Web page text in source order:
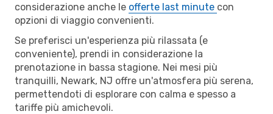
considerazione anche le offerte last minute con
opzioni di viaggio convenienti.
Se preferisci un'esperienza più rilassata (e
conveniente), prendi in considerazione la
prenotazione in bassa stagione. Nei mesi più
tranquilli, Newark, NJ offre un'atmosfera più serena,
permettendoti di esplorare con calma e spesso a
tariffe più amichevoli.